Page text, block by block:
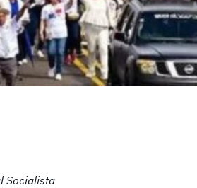
Socialista